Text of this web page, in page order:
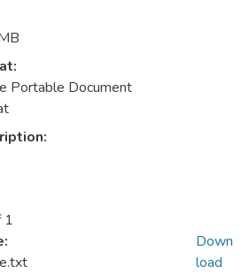
Portable Document
1
Down
load